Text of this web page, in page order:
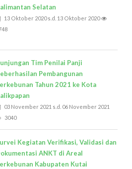
Selatan
13 Oktober 2020 s.d. 13 Oktober 2020
Tim Penilai Panji
Pembangunan
Tahun 2021 ke Kota
03 November 2021 s.d. 06 November 2021
3040
Kegiatan Verifikasi, Validasi dan
ANKT di Areal
Kabupaten Kutai